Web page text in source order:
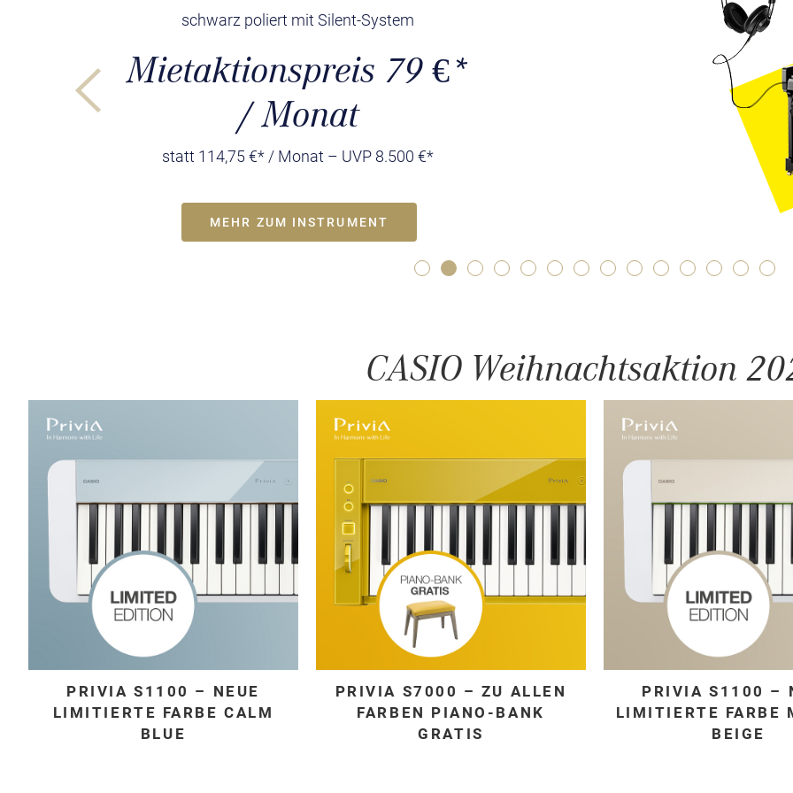
schwarz poliert mit Silent-System
Mietaktionspreis 79 €*
/ Monat
statt 114,75 €* / Monat – UVP 8.500 €*
MEHR ZUM INSTRUMENT
CASIO Weihnachtsaktion
PRIVIA S1100 – NEUE
LIMITIERTE FARBE CALM
BLUE
PRIVIA S7000 – ZU ALLEN
FARBEN PIANO-BANK
GRATIS
PRIVIA S1100 –
LIMITIERTE FARBE
BEIGE